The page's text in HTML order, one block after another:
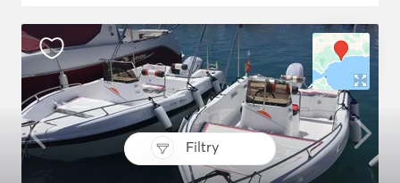
Filtry